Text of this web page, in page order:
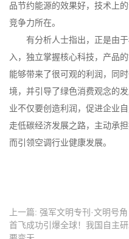
品节约能源的效果好，技术上
竞争力所在。
有分析人士指出，正是由于
入，独立掌握核心科技，产品
能够带来了很可观的利润，同
境，并引导了绿色消费观念的
业不仅要创造利润，促进企业
走低碳经济发展之路，主动承
而引领空调行业健康发展。
上一篇: 强军文明专刊·文明号
首飞成功引爆全球！我国自主